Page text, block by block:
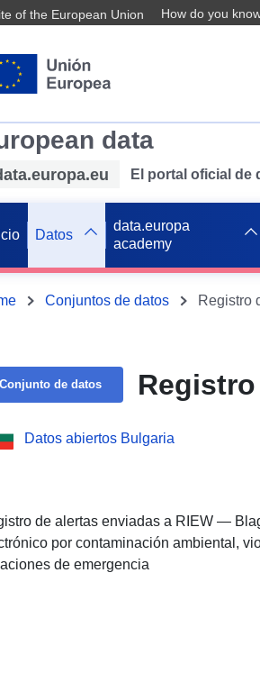
of the European Union How do you
data
El portal oficial de
Datos
data.europa
academy
Conjuntos de datos Registro
Conjunto de datos
Datos abiertos Bulgaria
de alertas enviadas a RIEW —
por contaminación ambiental,
de emergencia